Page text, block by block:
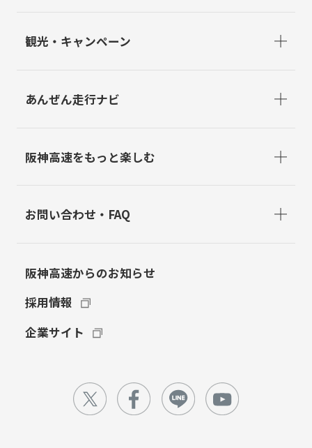
観光・キャンペーン
あんぜん走行ナビ
阪神高速をもっと楽しむ
お問い合わせ・FAQ
阪神高速からのお知らせ
採用情報
企業サイト